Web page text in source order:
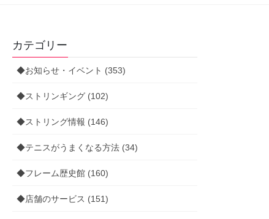
カテゴリー
◆お知らせ・イベント (353)
◆ストリンギング (102)
◆ストリング情報 (146)
◆テニスがうまくなる方法 (34)
◆フレーム歴史館 (160)
◆店舗のサービス (151)